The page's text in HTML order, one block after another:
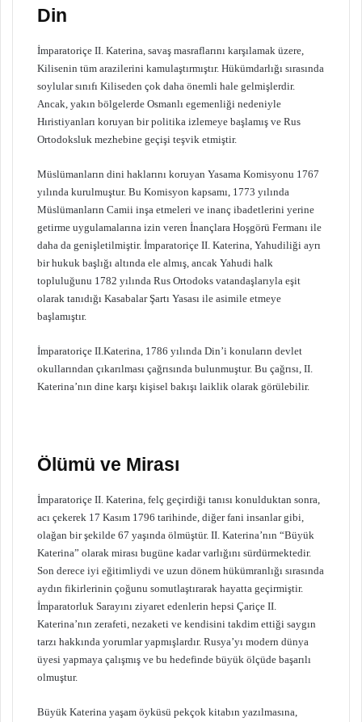
Din
İmparatoriçe II. Katerina, savaş masraflarını karşılamak üzere,
Kilisenin tüm arazilerini kamulaştırmıştır. Hükümdarlığı sırasında
soylular sınıfı Kiliseden çok daha önemli hale gelmişlerdir.
Ancak, yakın bölgelerde Osmanlı egemenliği nedeniyle
Hıristiyanları koruyan bir politika izlemeye başlamış ve Rus
Ortodoksluk mezhebine geçişi teşvik etmiştir.
Müslümanların dini haklarını koruyan Yasama Komisyonu 1767
yılında kurulmuştur. Bu Komisyon kapsamı, 1773 yılında
Müslümanların Camii inşa etmeleri ve inanç ibadetlerini yerine
getirme uygulamalarına izin veren İnançlara Hoşgörü Fermanı ile
daha da genişletilmiştir. İmparatoriçe II. Katerina, Yahudiliği ayrı
bir hukuk başlığı altında ele almış, ancak Yahudi halk
topluluğunu 1782 yılında Rus Ortodoks vatandaşlarıyla eşit
olarak tanıdığı Kasabalar Şartı Yasası ile asimile etmeye
başlamıştır.
İmparatoriçe II.Katerina, 1786 yılında Din’i konuların devlet
okullarından çıkarılması çağrısında bulunmuştur. Bu çağrısı, II.
Katerina’nın dine karşı kişisel bakışı laiklik olarak görülebilir.
Ölümü ve Mirası
İmparatoriçe II. Katerina, felç geçirdiği tanısı konulduktan sonra,
acı çekerek 17 Kasım 1796 tarihinde, diğer fani insanlar gibi,
olağan bir şekilde 67 yaşında ölmüştür. II. Katerina’nın “Büyük
Katerina” olarak mirası bugüne kadar varlığını sürdürmektedir.
Son derece iyi eğitimliydi ve uzun dönem hükümranlığı sırasında
aydın fikirlerinin çoğunu somutlaştırarak hayatta geçirmiştir.
İmparatorluk Sarayını ziyaret edenlerin hepsi Çariçe II.
Katerina’nın zerafeti, nezaketi ve kendisini takdim ettiği saygın
tarzı hakkında yorumlar yapmışlardır. Rusya’yı modern dünya
üyesi yapmaya çalışmış ve bu hedefinde büyük ölçüde başarılı
olmuştur.
Büyük Katerina yaşam öyküsü pekçok kitabın yazılmasına,